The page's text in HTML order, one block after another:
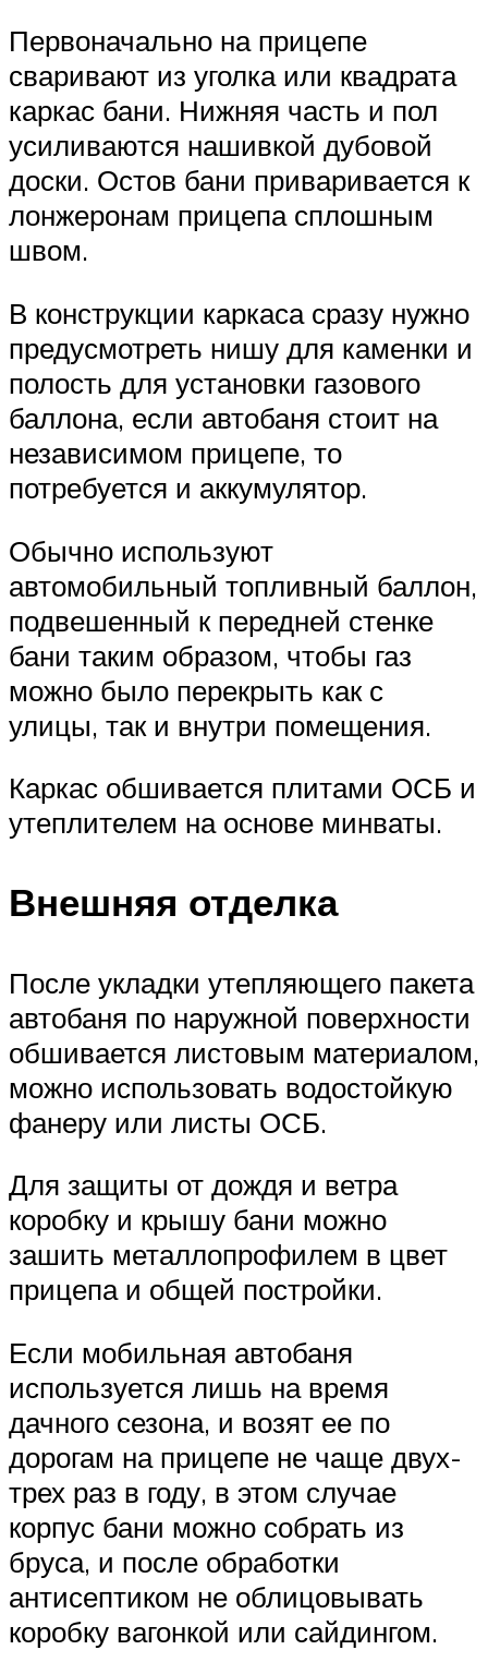
Первоначально на прицепе
сваривают из уголка или квадрата
каркас бани. Нижняя часть и пол
усиливаются нашивкой дубовой
доски. Остов бани приваривается к
лонжеронам прицепа сплошным
швом.
В конструкции каркаса сразу нужно
предусмотреть нишу для каменки и
полость для установки газового
баллона, если автобаня стоит на
независимом прицепе, то
потребуется и аккумулятор.
Обычно используют
автомобильный топливный баллон,
подвешенный к передней стенке
бани таким образом, чтобы газ
можно было перекрыть как с
улицы, так и внутри помещения.
Каркас обшивается плитами ОСБ и
утеплителем на основе минваты.
Внешняя отделка
После укладки утепляющего пакета
автобаня по наружной поверхности
обшивается листовым материалом,
можно использовать водостойкую
фанеру или листы ОСБ.
Для защиты от дождя и ветра
коробку и крышу бани можно
зашить металлопрофилем в цвет
прицепа и общей постройки.
Если мобильная автобаня
используется лишь на время
дачного сезона, и возят ее по
дорогам на прицепе не чаще двух-
трех раз в году, в этом случае
корпус бани можно собрать из
бруса, и после обработки
антисептиком не облицовывать
коробку вагонкой или сайдингом.